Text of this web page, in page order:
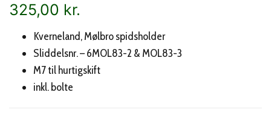
325,00 kr.
Kverneland, Mølbro spidsholder
Sliddelsnr. – 6MOL83-2 & MOL83-3
M7 til hurtigskift
inkl. bolte